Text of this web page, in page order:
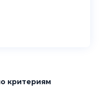
критериям